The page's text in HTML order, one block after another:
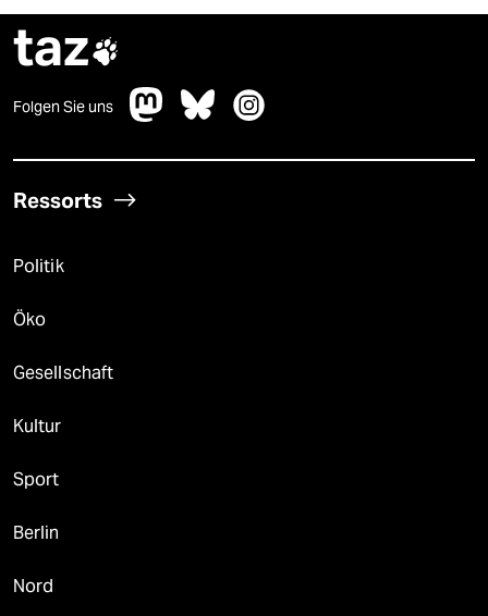
taz
Folgen Sie uns
Ressorts
Politik
Öko
Gesellschaft
Kultur
Sport
Berlin
Nord